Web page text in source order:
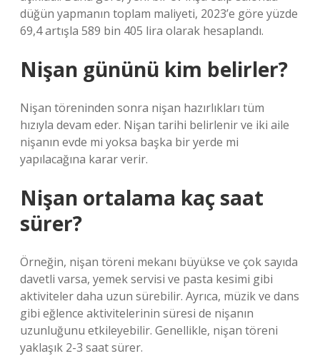
düğün yapmanın toplam maliyeti, 2023’e göre yüzde
69,4 artışla 589 bin 405 lira olarak hesaplandı.
Nişan gününü kim belirler?
Nişan töreninden sonra nişan hazırlıkları tüm
hızıyla devam eder. Nişan tarihi belirlenir ve iki aile
nişanın evde mi yoksa başka bir yerde mi
yapılacağına karar verir.
Nişan ortalama kaç saat
sürer?
Örneğin, nişan töreni mekanı büyükse ve çok sayıda
davetli varsa, yemek servisi ve pasta kesimi gibi
aktiviteler daha uzun sürebilir. Ayrıca, müzik ve dans
gibi eğlence aktivitelerinin süresi de nişanın
uzunluğunu etkileyebilir. Genellikle, nişan töreni
yaklaşık 2-3 saat sürer.